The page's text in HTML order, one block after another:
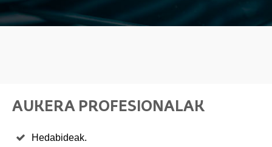
AUKERA PROFESIONALAK
Hedabideak.